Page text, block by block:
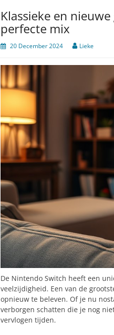
Klassieke en
perfecte mix
20 December 2024 Lieke
De Nintendo Switch heeft een
veelzijdigheid. Een van de
opnieuw te beleven. Of je nu
verborgen schatten die je nog
vervlogen tijden.